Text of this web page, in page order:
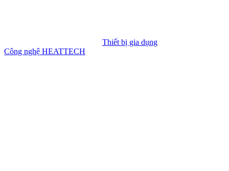
Thiết bị gia dụng
Công nghệ HEATTECH